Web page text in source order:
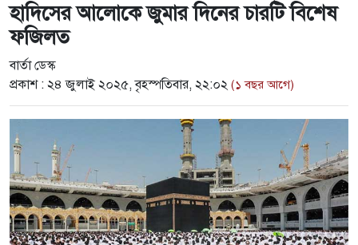
হাদিসের আলোকে জুমার দিনের চারটি বিশেষ
ফজিলত
বার্তা ডেস্ক
প্রকাশ : ২৪ জুলাই ২০২৫, বৃহস্পতিবার, ২২:০২ (১ বছর আগে)